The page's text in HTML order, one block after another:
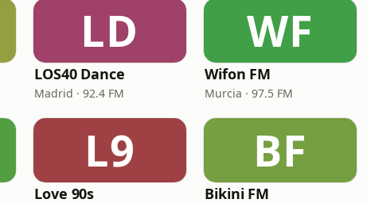
LD
LOS40 Dance
Madrid · 92.4 FM
WF
Wifon FM
Murcia · 97.5 FM
L9
Love 90s
BF
Bikini FM